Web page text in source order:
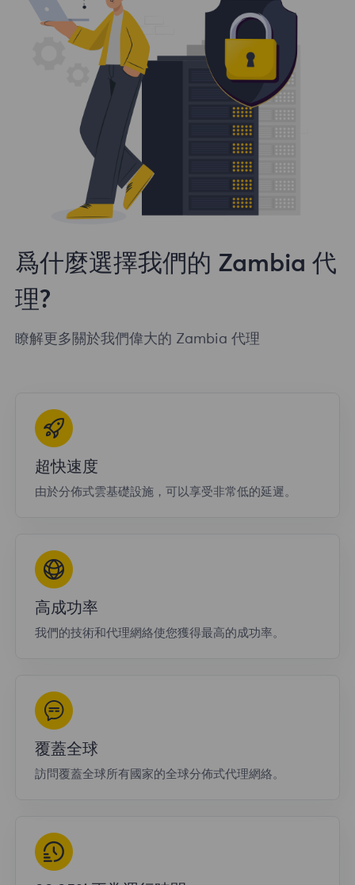
爲什麼選擇我們的 Zambia 代
理?
瞭解更多關於我們偉大的 Zambia 代理
超快速度
由於分佈式雲基礎設施，可以享受非常低的延遲。
高成功率
我們的技術和代理網絡使您獲得最高的成功率。
覆蓋全球
訪問覆蓋全球所有國家的全球分佈式代理網絡。